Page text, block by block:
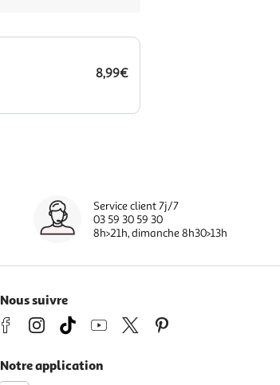
8,99€
Service client 7j/7
03 59 30 59 30
8h>21h, dimanche 8h30>13h
Nous suivre
Notre application